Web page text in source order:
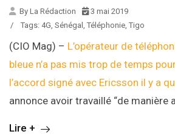
By La Rédaction
3 mai 2019
/
Tags: 4G, Sénégal , Téléphonie, Tigo
(CIO Mag) – L’opérateur de
bleue n’a pas mis trop de temps
l’accord signé avec Ericsson il y a
annonce avoir travaillé “de manière
Lire +